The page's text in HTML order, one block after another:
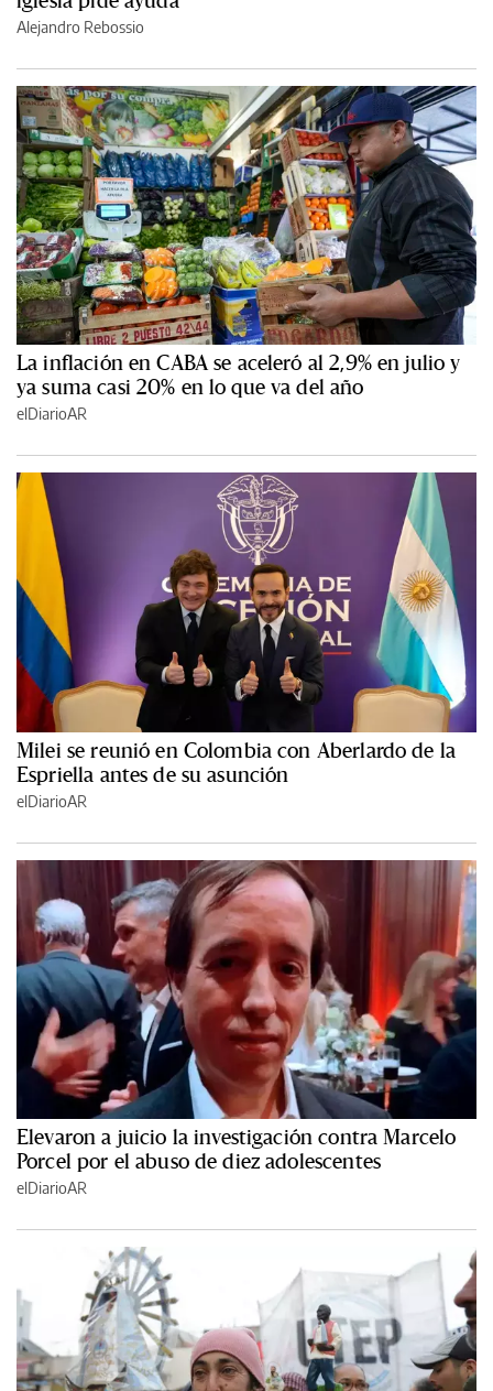
Alejandro Rebossio
La inflación en CABA se aceleró al 2,9% en julio y
ya suma casi 20% en lo que va del año
elDiarioAR
Milei se reunió en Colombia con Aberlardo de la
Espriella antes de su asunción
elDiarioAR
Elevaron a juicio la investigación contra Marcelo
Porcel por el abuso de diez adolescentes
elDiarioAR